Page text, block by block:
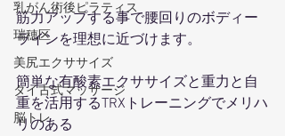
乳がん術後ピラティス
瑞穂区
美尻エクササイズ
タイ古式マッサージ
脳トレ
筋力アップする事で腰回りのボディー
ラインを理想に近づけます。
簡単な有酸素エクササイズと重力と自
重を活用するTRXトレーニングでメリハ
リのある